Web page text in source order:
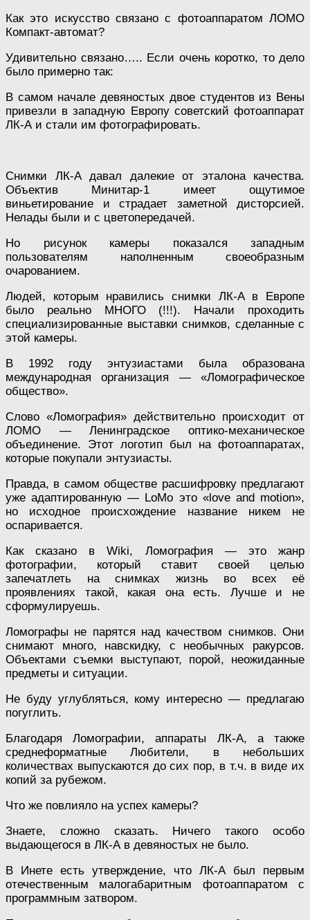
Как это искусство связано с фотоаппаратом ЛОМО
Компакт-автомат?
Удивительно связано….. Если очень коротко, то дело
было примерно так:
В самом начале девяностых двое студентов из Вены
привезли в западную Европу советский фотоаппарат
ЛК-А и стали им фотографировать.
Снимки ЛК-А давал далекие от эталона качества.
Объектив Минитар-1 имеет ощутимое
виньетирование и страдает заметной дисторсией.
Нелады были и с цветопередачей.
Но рисунок камеры показался западным
пользователям наполненным своеобразным
очарованием.
Людей, которым нравились снимки ЛК-А в Европе
было реально МНОГО (!!!). Начали проходить
специализированные выставки снимков, сделанные с
этой камеры.
В 1992 году энтузиастами была образована
международная организация — «Ломографическое
общество».
Слово «Ломография» действительно происходит от
ЛОМО — Ленинградское оптико-механическое
объединение. Этот логотип был на фотоаппаратах,
которые покупали энтузиасты.
Правда, в самом обществе расшифровку предлагают
уже адаптированную — LoMo это «love and motion»,
но исходное происхождение название никем не
оспаривается.
Как сказано в Wiki, Ломография — это жанр
фотографии, который ставит своей целью
запечатлеть на снимках жизнь во всех её
проявлениях такой, какая она есть. Лучше и не
сформулируешь.
Ломографы не парятся над качеством снимков. Они
снимают много, навскидку, с необычных ракурсов.
Объектами съемки выступают, порой, неожиданные
предметы и ситуации.
Не буду углубляться, кому интересно — предлагаю
погуглить.
Благодаря Ломографии, аппараты ЛК-А, а также
среднеформатные Любители, в небольших
количествах выпускаются до сих пор, в т.ч. в виде их
копий за рубежом.
Что же повлияло на успех камеры?
Знаете, сложно сказать. Ничего такого особо
выдающегося в ЛК-А в девяностых не было.
В Инете есть утверждение, что ЛК-А был первым
отечественным малогабаритным фотоаппаратом с
программным затвором.